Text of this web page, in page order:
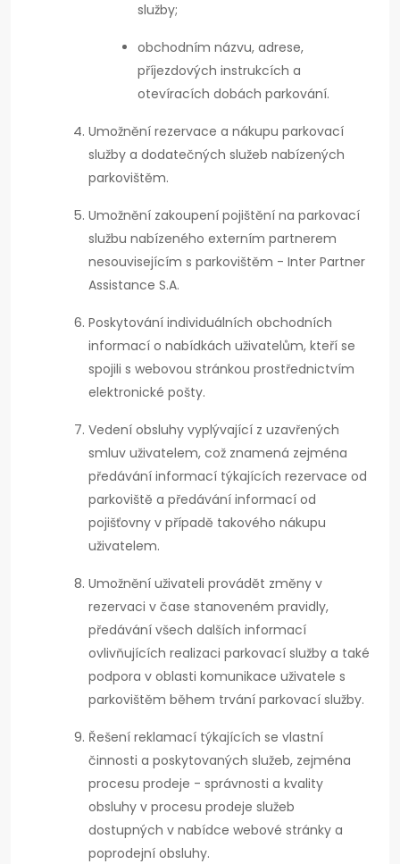
služby;
obchodním názvu, adrese,
příjezdových instrukcích a
otevíracích dobách parkování.
Umožnění rezervace a nákupu parkovací
služby a dodatečných služeb nabízených
parkovištěm.
Umožnění zakoupení pojištění na parkovací
službu nabízeného externím partnerem
nesouvisejícím s parkovištěm - Inter Partner
Assistance S.A.
Poskytování individuálních obchodních
informací o nabídkách uživatelům, kteří se
spojili s webovou stránkou prostřednictvím
elektronické pošty.
Vedení obsluhy vyplývající z uzavřených
smluv uživatelem, což znamená zejména
předávání informací týkajících rezervace od
parkoviště a předávání informací od
pojišťovny v případě takového nákupu
uživatelem.
Umožnění uživateli provádět změny v
rezervaci v čase stanoveném pravidly,
předávání všech dalších informací
ovlivňujících realizaci parkovací služby a také
podpora v oblasti komunikace uživatele s
parkovištěm během trvání parkovací služby.
Řešení reklamací týkajících se vlastní
činnosti a poskytovaných služeb, zejména
procesu prodeje - správnosti a kvality
obsluhy v procesu prodeje služeb
dostupných v nabídce webové stránky a
poprodejní obsluhy.